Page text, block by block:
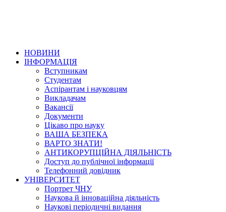
НОВИНИ
ІНФОРМАЦІЯ
Вступникам
Студентам
Аспірантам і науковцям
Викладачам
Вакансії
Документи
Цікаво про науку
ВАША БЕЗПЕКА
ВАРТО ЗНАТИ!
АНТИКОРУПЦІЙНА ДІЯЛЬНІСТЬ
Доступ до публічної інформації
Телефонний довідник
УНІВЕРСИТЕТ
Портрет ЧНУ
Наукова й інноваційна діяльність
Наукові періодичні видання